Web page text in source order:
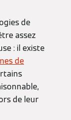
de
assez
: il existe
de
de leur